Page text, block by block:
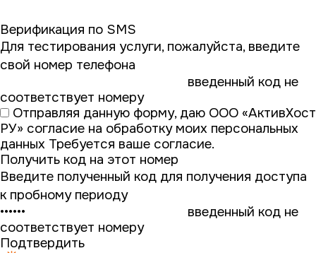
Верификация по SMS
Для тестирования услуги, пожалуйста, введите
свой номер телефона
введенный код не
соответствует номеру
Отправляя данную форму, даю ООО «АктивХост
РУ» согласие на обработку моих персональных
данных Требуется ваше согласие.
Получить код на этот номер
Введите полученный код для получения доступа
к пробному периоду
введенный код не
соответствует номеру
Подтвердить